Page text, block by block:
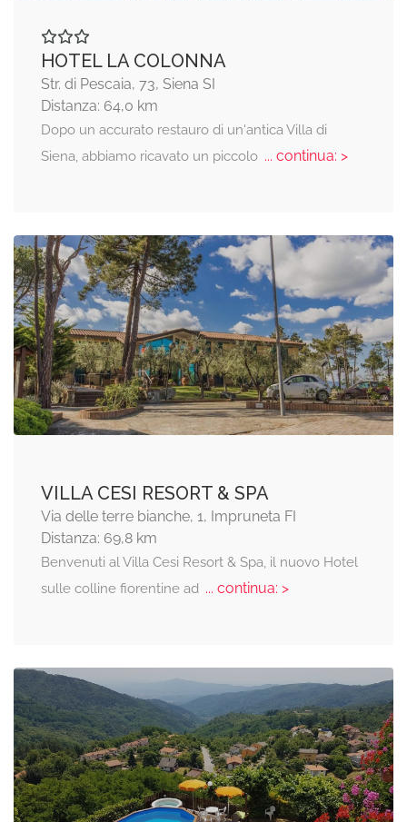
HOTEL LA COLONNA
Str. di Pescaia, 73, Siena SI
Distanza: 64,0 km
Dopo un accurato restauro di un'antica Villa di
Siena, abbiamo ricavato un piccolo... continua: >
VILLA CESI RESORT & SPA
Via delle terre bianche, 1, Impruneta FI
Distanza: 69,8 km
Benvenuti al Villa Cesi Resort & Spa, il nuovo Hotel
sulle colline fiorentine ad... continua: >